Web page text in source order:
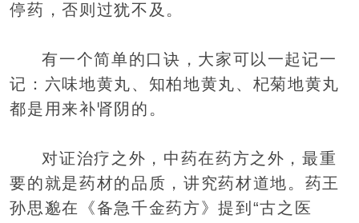
停药，否则过犹不及。
有一个简单的口诀，大家可以一起记一
记：六味地黄丸、知柏地黄丸、杞菊地黄丸
都是用来补肾阴的。
对证治疗之外，中药在药方之外，最重
要的就是药材的品质，讲究药材道地。药王
孙思邈在《备急千金药方》提到“古之医